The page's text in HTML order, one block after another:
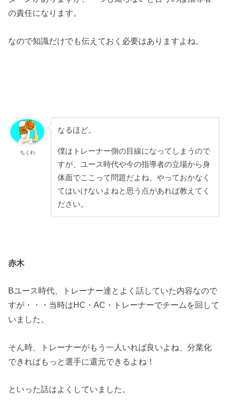
の責任になります。
なので知識だけでも伝えておく必要はありますよね。
ちくわ
なるほど。
僕はトレーナー側の目線になってしまうので
すが、ユース時代や今の指導者の立場から身
体面でここって問題だよね、やっておかなく
てはいけないよねと思う点があれば教えてく
ださい。
赤木
Bユース時代、トレーナー達とよく話していた内容なので
すが・・・当時はHC・AC・トレーナーでチームを回して
いました。
そん時、トレーナーがもう一人いれば良いよね、分業化
できればもっと選手に還元できるよね！
といった話はよくしていました。